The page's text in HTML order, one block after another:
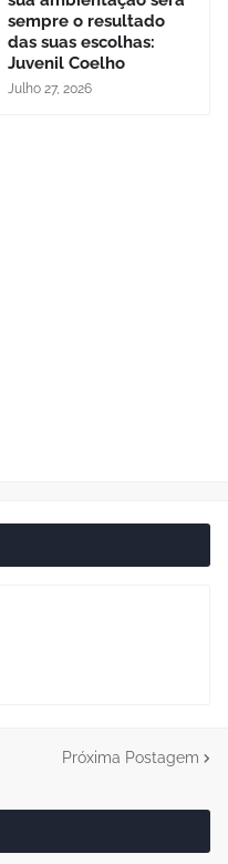
sempre o resultado
das suas escolhas:
Juvenil Coelho
Julho 27, 2026
Próxima Postagem